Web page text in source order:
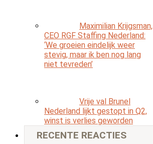
Maximilian Krijgsman,
CEO RGF Staffing Nederland:
‘We groeien eindelijk weer
stevig, maar ik ben nog lang
niet tevreden’
Vrije val Brunel
Nederland lijkt gestopt in Q2,
winst is verlies geworden
RECENTE REACTIES